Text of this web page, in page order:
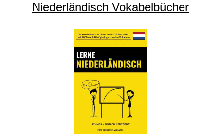
Niederländisch Vokabelbücher